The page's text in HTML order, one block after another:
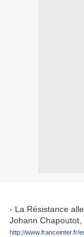
- La Résistance
Johann Chapoutot,
http://www.franceinter.fr/